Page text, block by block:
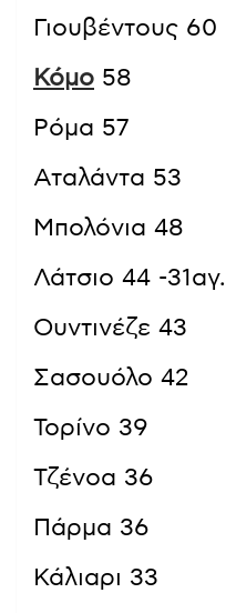
Γιουβέντους 60
Κόμο 58
Ρόμα 57
Αταλάντα 53
Μπολόνια 48
Λάτσιο 44 -31αγ.
Ουντινέζε 43
Σασουόλο 42
Τορίνο 39
Τζένοα 36
Πάρμα 36
Κάλιαρι 33